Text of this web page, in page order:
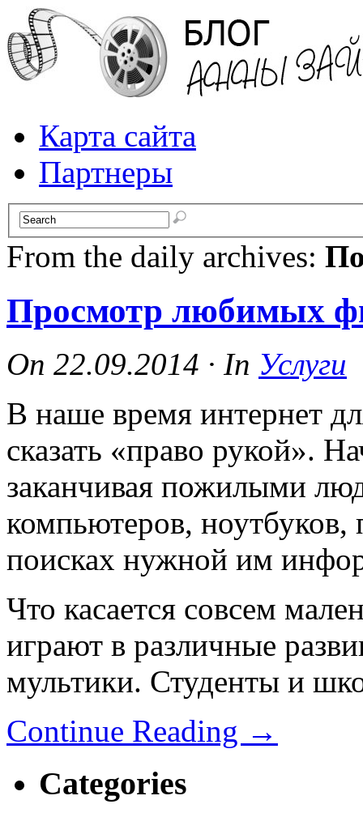
Карта сайта
Партнеры
From the daily archives:
Просмотр любимых
On 22.09.2014 · In Услуги
В наше время интернет
сказать «право рукой».
заканчивая пожилыми
компьютеров, ноутбуков,
поисках нужной им
Что касается совсем
играют в различные
мультики. Студенты и
Continue Reading →
Categories